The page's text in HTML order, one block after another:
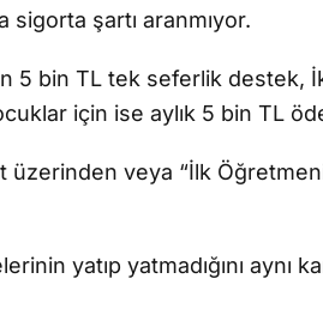
şartı aranmıyor.
5 bin TL tek seferlik destek,
için ise aylık 5 bin TL
üzerinden veya “İlk
yatıp yatmadığını aynı